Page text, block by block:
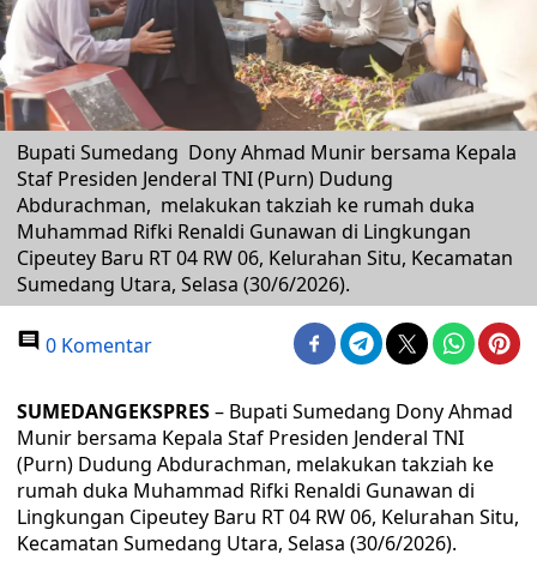
Bupati Sumedang Dony Ahmad Munir bersama Kepala
Staf Presiden Jenderal TNI (Purn) Dudung
Abdurachman, melakukan takziah ke rumah duka
Muhammad Rifki Renaldi Gunawan di Lingkungan
Cipeutey Baru RT 04 RW 06, Kelurahan Situ, Kecamatan
Sumedang Utara, Selasa (30/6/2026).
0 Komentar
SUMEDANGEKSPRES– Bupati Sumedang Dony Ahmad
Munir bersama Kepala Staf Presiden Jenderal TNI
(Purn) Dudung Abdurachman, melakukan takziah ke
rumah duka Muhammad Rifki Renaldi Gunawan di
Lingkungan Cipeutey Baru RT 04 RW 06, Kelurahan Situ,
Kecamatan Sumedang Utara, Selasa (30/6/2026).